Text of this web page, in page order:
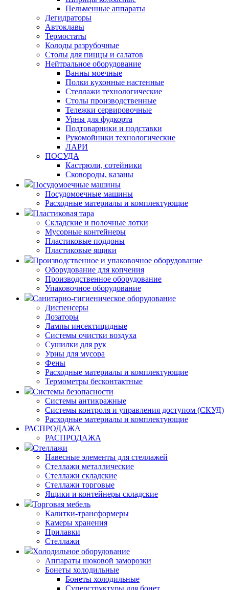
Пельменные аппараты
Дегидраторы
Автоклавы
Термостаты
Колоды разрубочные
Столы для пиццы и салатов
Нейтральное оборудование
Ванны моечные
Полки кухонные настенные
Стеллажи технологические
Столы производственные
Тележки сервировочные
Урны для фудкорта
Подтоварники и подставки
Рукомойники технологические
ЛАРИ
ПОСУДА
Кастрюли, сотейники
Сковороды, казаны
Посудомоечные машины
Посудомоечные машины
Расходные материалы и комплектующие
Пластиковая тара
Складские и полочные лотки
Мусорные контейнеры
Пластиковые поддоны
Пластиковые ящики
Производственное и упаковочное оборудование
Оборудование для копчения
Производственное оборудование
Упаковочное оборудование
Санитарно-гигиеническое оборудование
Диспенсеры
Дозаторы
Лампы инсектицидные
Системы очистки воздуха
Сушилки для рук
Урны для мусора
Фены
Расходные материалы и комплектующие
Термометры бесконтактные
Системы безопасности
Системы антикражные
Системы контроля и управления доступом (СКУД)
Расходные материалы и комплектующие
РАСПРОДАЖА
РАСПРОДАЖА
Стеллажи
Навесные элементы для стеллажей
Стеллажи металлические
Стеллажи складские
Стеллажи торговые
Ящики и контейнеры складские
Торговая мебель
Калитки-трансформеры
Камеры хранения
Прилавки
Стеллажи
Холодильное оборудование
Аппараты шоковой заморозки
Бонеты холодильные
Бонеты холодильные
Суперструктуры для бонет